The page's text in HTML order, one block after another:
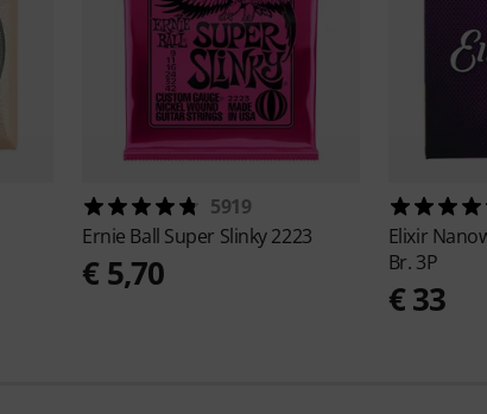
5919
Ernie Ball Super Slinky 2223
€ 5,70
Elixir
Br. 3P
€ 33